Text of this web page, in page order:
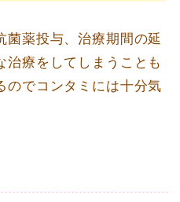
菌薬投与、治療期間の延
治療をしてしまうことも
のでコンタミには十分気